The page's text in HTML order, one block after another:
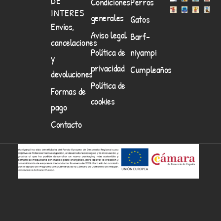
INTERES
Envíos,
cancelaciones
y
devoluciones
Formas de
pago
Contacto
generales
Aviso legal
Política de
privacidad
Política de
cookies
Gatos
Barf-
niyampi
Cumpleaños